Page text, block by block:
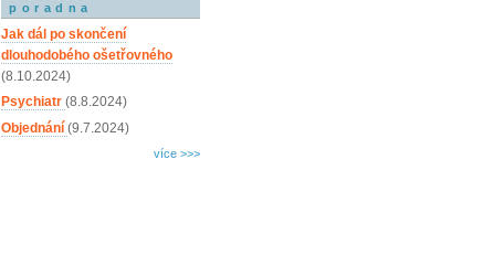
poradna
Jak dál po skončení
dlouhodobého ošetřovného
(8.10.2024)
Psychiatr (8.8.2024)
Objednání (9.7.2024)
více >>>